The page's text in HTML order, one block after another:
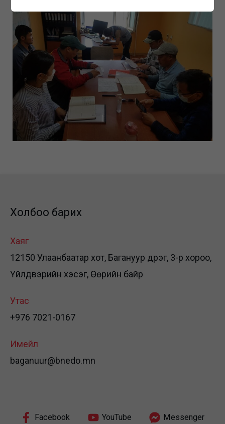
Холбоо барих
Хаяг
12150 Улаанбаатар хот, Багануур дүүрэг, 3-р хороо,
Үйлдвэрийн хэсэг, Өөрийн байр
Утас
+976 7021-0167
Имейл
baganuur@bnedo.mn
Facebook YouTube Messenger